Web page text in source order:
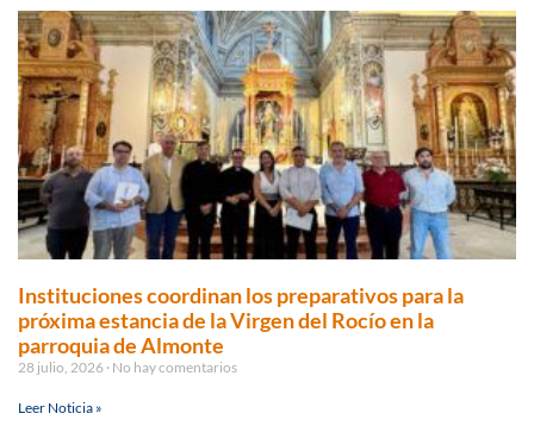
Instituciones coordinan los preparativos para la
próxima estancia de la Virgen del Rocío en la
parroquia de Almonte
28 julio, 2026 No hay comentarios
Leer Noticia »